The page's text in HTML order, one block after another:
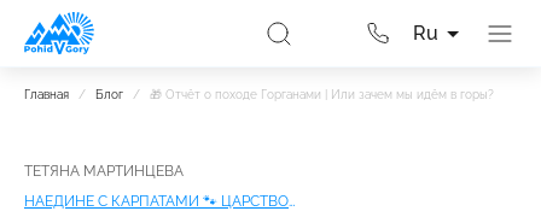
Ru
Главная / Блог / 🎁 Отчёт о походе Горганами | Или зачем мы идём в горы?
ТЕТЯНА МАРТИНЦЕВА
НАЕДИНЕ С КАРПАТАМИ 🐾 ЦАРСТВО КАМНЕЙ | ПОХОД ПО ГОРГАНАМ